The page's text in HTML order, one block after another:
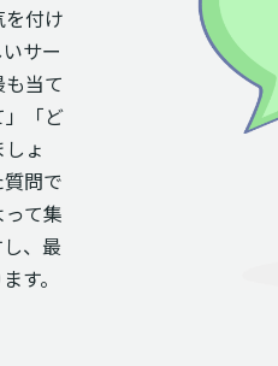
付け
サー
当て
」「ど
ょ
問で
て集
、最
す。